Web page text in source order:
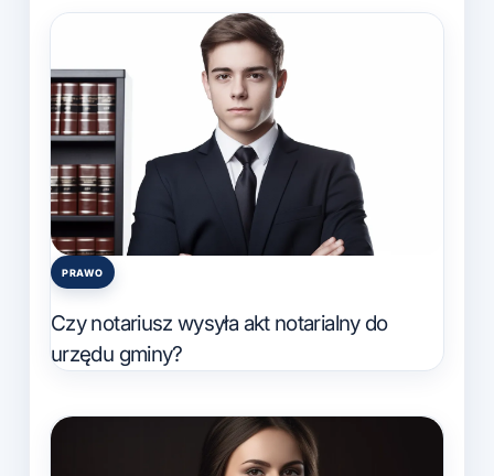
Posted
PRAWO
Czy notariusz wysyła akt notarialny do
urzędu gminy?